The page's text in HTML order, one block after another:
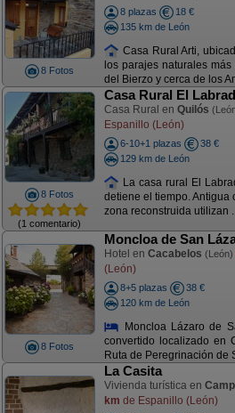
8 Fotos
8 plazas
18 €
135 km de León
Casa Rural Arti,
los parajes naturales
del Bierzo y cerca de los
8 Fotos
(1 comentario)
Casa Rural El
Casa Rural en Quilós
Espanillo (León)
6-10+1 plazas
38 €
129 km de León
La casa rural El
detiene el tiempo.
zona reconstruida utilizan
8 Fotos
Moncloa de San
Hotel en Cacabelos (León)
(León)
8+5 plazas
38 €
120 km de León
Moncloa Lázaro de
convertido localizado en
Ruta de Peregrinación de
La Casita
Vivienda turística en
km de Espanillo (León)